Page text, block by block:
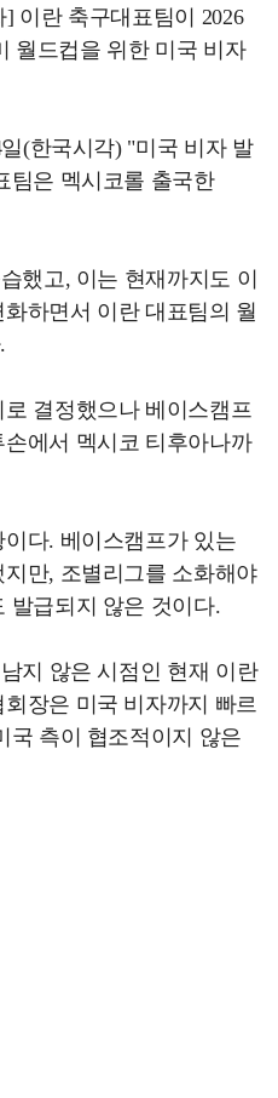
이란 축구대표팀이 2026
월드컵을 위한 미국 비자
(한국시각) "미국 비자 발
팀은 멕시코롤 출국한
했고, 이는 현재까지도 이
하면서 이란 대표팀의 월
결정했으나 베이스캠프
에서 멕시코 티후아나까
다. 베이스캠프가 있는
만, 조별리그를 소화해야
발급되지 않은 것이다.
지 않은 시점인 현재 이란
장은 미국 비자까지 빠르
국 측이 협조적이지 않은